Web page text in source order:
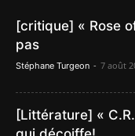
[critique] « Rose
pas
Stéphane Turgeon - 7 août
[Littérature] «